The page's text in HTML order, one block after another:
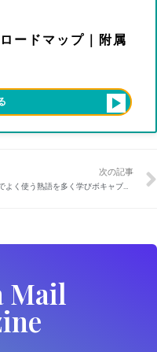
ードマップ｜附属
次の記事
日常でよく使う熟語を多く学びボキャブラリーが増えました
Mail